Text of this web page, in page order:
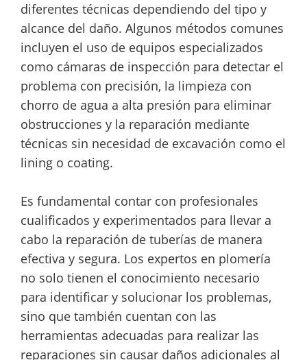
diferentes técnicas dependiendo del tipo y
alcance del daño. Algunos métodos comunes
incluyen el uso de equipos especializados
como cámaras de inspección para detectar el
problema con precisión, la limpieza con
chorro de agua a alta presión para eliminar
obstrucciones y la reparación mediante
técnicas sin necesidad de excavación como el
lining o coating.
Es fundamental contar con profesionales
cualificados y experimentados para llevar a
cabo la reparación de tuberías de manera
efectiva y segura. Los expertos en plomería
no solo tienen el conocimiento necesario
para identificar y solucionar los problemas,
sino que también cuentan con las
herramientas adecuadas para realizar las
reparaciones sin causar daños adicionales al